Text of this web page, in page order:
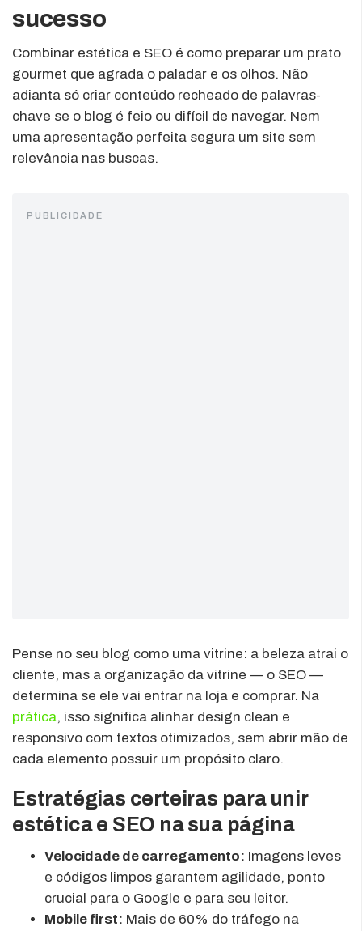
sucesso
Combinar estética e SEO é como preparar um prato
gourmet que agrada o paladar e os olhos. Não
adianta só criar conteúdo recheado de palavras-
chave se o blog é feio ou difícil de navegar. Nem
uma apresentação perfeita segura um site sem
relevância nas buscas.
PUBLICIDADE
Pense no seu blog como uma vitrine: a beleza atrai o
cliente, mas a organização da vitrine — o SEO —
determina se ele vai entrar na loja e comprar. Na
prática, isso significa alinhar design clean e
responsivo com textos otimizados, sem abrir mão de
cada elemento possuir um propósito claro.
Estratégias certeiras para unir
estética e SEO na sua página
Velocidade de carregamento: Imagens leves
e códigos limpos garantem agilidade, ponto
crucial para o Google e para seu leitor.
Mobile first: Mais de 60% do tráfego na